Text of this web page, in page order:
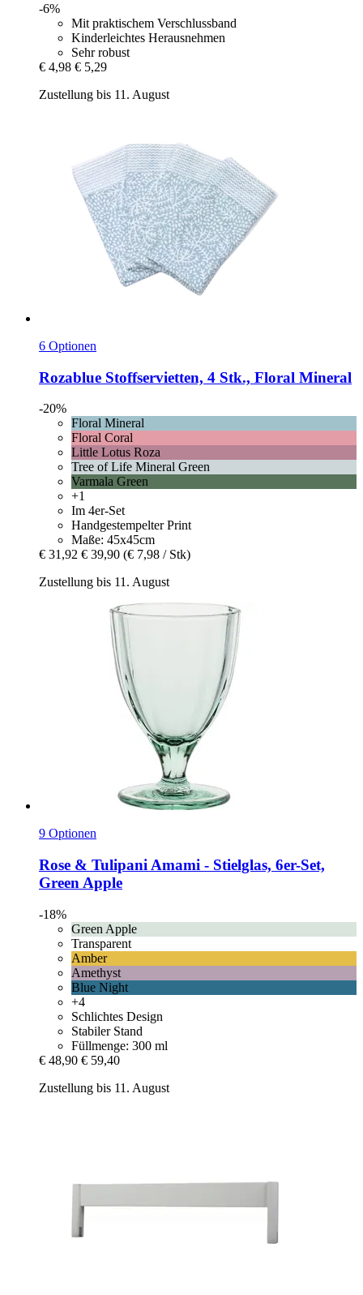
-6%
Mit praktischem Verschlussband
Kinderleichtes Herausnehmen
Sehr robust
€ 4,98 € 5,29
Zustellung bis 11. August
6 Optionen
Rozablue Stoffservietten, 4 Stk., Floral Mineral
-20%
Floral Mineral
Floral Coral
Little Lotus Roza
Tree of Life Mineral Green
Varmala Green
+1
Im 4er-Set
Handgestempelter Print
Maße: 45x45cm
€ 31,92 € 39,90 (€ 7,98 / Stk)
Zustellung bis 11. August
9 Optionen
Rose & Tulipani Amami -​ Stielglas, 6er-​Set,
Green Apple
-18%
Green Apple
Transparent
Amber
Amethyst
Blue Night
+4
Schlichtes Design
Stabiler Stand
Füllmenge: 300 ml
€ 48,90 € 59,40
Zustellung bis 11. August